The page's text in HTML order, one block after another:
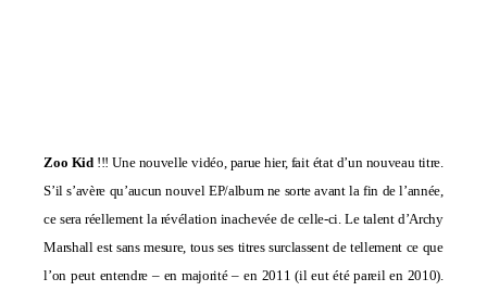
Zoo Kid!!! Une nouvelle vidéo, parue hier, fait état d’un nouveau titre.
S’il s’avère qu’aucun nouvel EP/album ne sorte avant la fin de l’année,
ce sera réellement la révélation inachevée de celle-ci. Le talent d’Archy
Marshall est sans mesure, tous ses titres surclassent de tellement ce que
l’on peut entendre – en majorité – en 2011 (il eut été pareil en 2010).